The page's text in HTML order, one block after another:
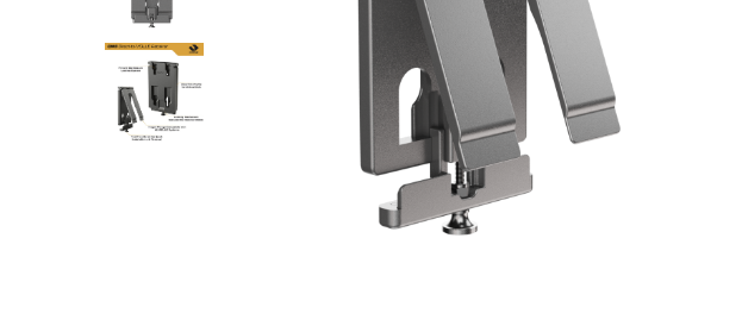
Fortele de Ordine Publica
Suport Cătușe
Toc Baston Telescopic
Toc Electroșoc